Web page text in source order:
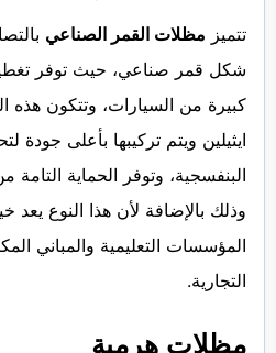
تتميز مظلات القمر الصناعي
شكل قمر صناعي، حيث توفر
كبيرة من السيارات، وتتكون هذه
ايثيلين ويتم تركيبها بأعلى
البنفسجية، وتوفر الحماية
وذلك بالإضافة لأن هذا النوع يعد
المؤسسات التعليمية والمباني
التجارية.
مظلات هرمية